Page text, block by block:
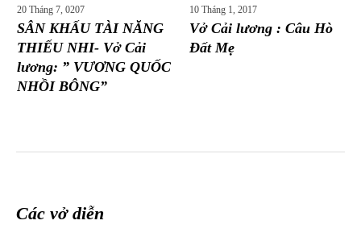
20 Tháng 7, 0207
SÂN KHẤU TÀI NĂNG
THIẾU NHI- Vở Cải
lương: ” VƯƠNG QUỐC
NHỒI BÔNG”
10 Tháng 1, 2017
Vở Cải lương : Câu Hò
Đất Mẹ
Các vở diễn